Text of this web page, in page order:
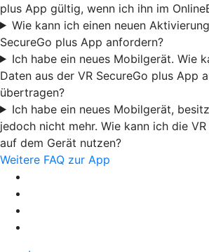
plus App gültig, wenn ich ihn im
Wie kann ich einen neuen
SecureGo plus App anfordern?
Ich habe ein neues Mobilgerät. Wie
Daten aus der VR SecureGo plus App
übertragen?
Ich habe ein neues Mobilgerät,
jedoch nicht mehr. Wie kann ich die
auf dem Gerät nutzen?
Weitere FAQ zur App